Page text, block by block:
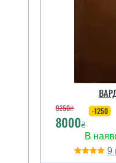
9250₴
8000₴
-1250
9